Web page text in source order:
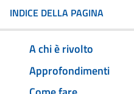
INDICE DELLA PAGINA
A chi è rivolto
Approfondimenti